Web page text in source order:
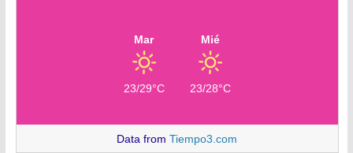
Mar
23/29°C
Mié
23/28°C
Data fromTiempo3.com